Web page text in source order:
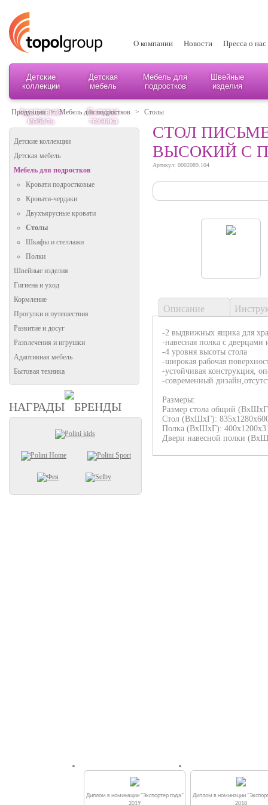
О компании Новости Пресса о нас
Детские
коллекции
Детская
мебель
Мебель для
подростков
Швейные
изделия
Адаптивная
мебель
Бытовая
техника
Продукция > Мебель для подростков > Столы
Детские коллекции
Детская мебель
Мебель для подростков
Кровати подростковые
Кровати-чердаки
Двухъярусные кровати
Столы
Шкафы и стеллажи
Полки
Швейные изделия
Гигиена и уход
Кормление
Прогулки и путешествия
Развитие и досуг
Развлечения и игрушки
Адаптивная мебель
Бытовая техника
НАГРАДЫ БРЕНДЫ
СТОЛ
ВЫСОКИЙ С
Артикул: 0002089.104
Описание
-2 выдвижных ящика для
-навесная полка с дверцами
-4 уровня высоты стола
-широкая рабочая
-устойчивая конструкция,
-современный
Размеры:
Размер стола общий
Стол (ВхШхГ):
Полка (ВхШхГ):
Двери навесной полки
Диплом в номинации "Экспортер года"
2019
Диплом в номинации
2018